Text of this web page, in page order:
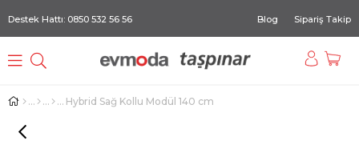
Destek Hattı: 0850 532 56 56 Blog Sipariş Takip
Hybrid Sağ Kollu Modül 140 cm